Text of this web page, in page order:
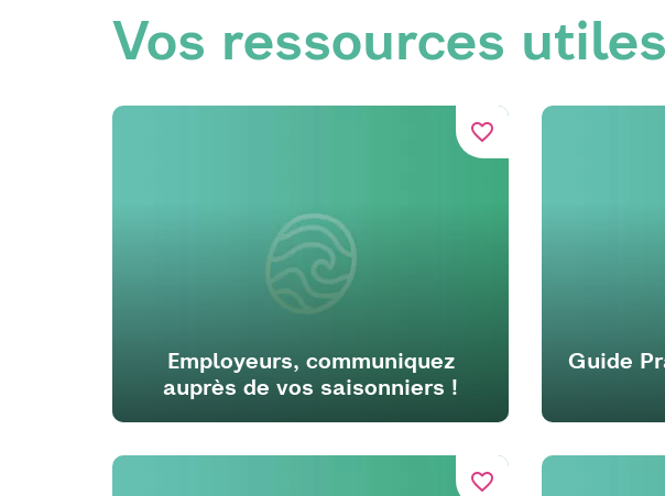
Vos ressources
favorite_border
Employeurs, communiquez
auprès de vos saisonniers !
Guide
favorite_border